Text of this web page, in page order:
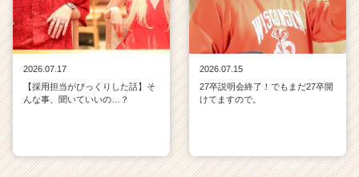
2026.07.17
【採用担当がびっくりした話】そ
んな事、聞いていいの…？
2026.07.15
27卒説明会終了！でもまだ27卒開
けてますので。